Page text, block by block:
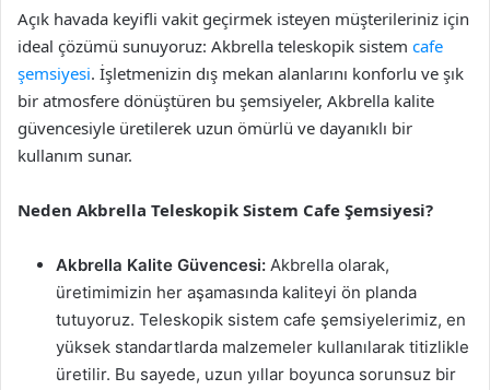
Açık havada keyifli vakit geçirmek isteyen müşterileriniz için
ideal çözümü sunuyoruz: Akbrella teleskopik sistem cafe
şemsiyesi. İşletmenizin dış mekan alanlarını konforlu ve şık
bir atmosfere dönüştüren bu şemsiyeler, Akbrella kalite
güvencesiyle üretilerek uzun ömürlü ve dayanıklı bir
kullanım sunar.
Neden Akbrella Teleskopik Sistem Cafe Şemsiyesi?
Akbrella Kalite Güvencesi: Akbrella olarak,
üretimimizin her aşamasında kaliteyi ön planda
tutuyoruz. Teleskopik sistem cafe şemsiyelerimiz, en
yüksek standartlarda malzemeler kullanılarak titizlikle
üretilir. Bu sayede, uzun yıllar boyunca sorunsuz bir